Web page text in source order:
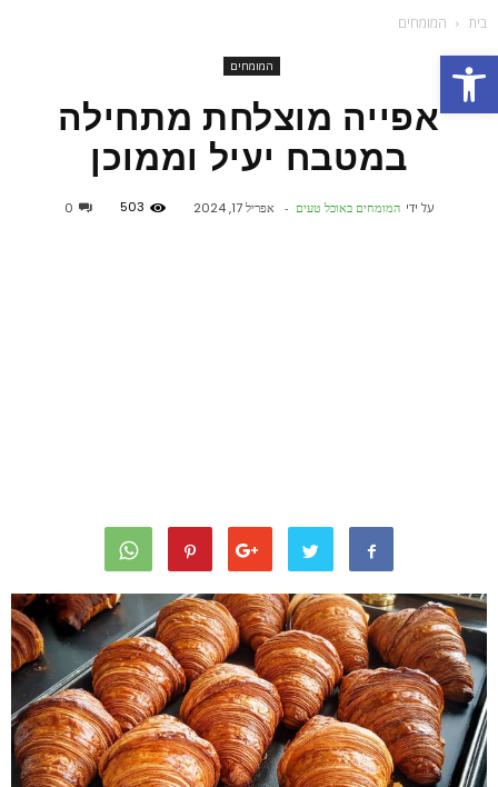
פתח סרגל נגישות
בית המומחים
המומחים
אפייה מוצלחת מתחילה
במטבח יעיל וממוכן
על ידי המומחים באוכל טעים - אפריל 17, 2024 503
0